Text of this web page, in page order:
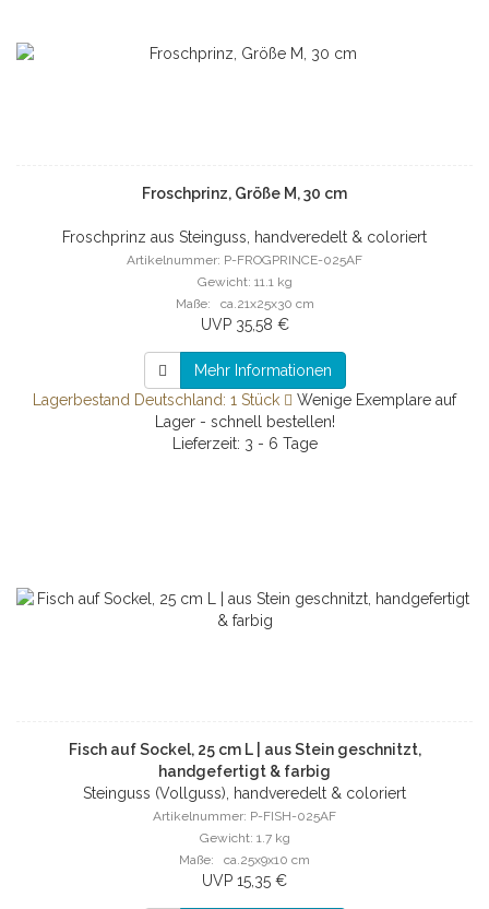
Froschprinz, Größe M, 30 cm
Froschprinz aus Steinguss, handveredelt & coloriert
Artikelnummer: P-FROGPRINCE-025AF
Gewicht: 11.1 kg
Maße: ca.21x25x30 cm
UVP 35,58 €
Mehr Informationen
Lagerbestand Deutschland: 1 Stück
Wenige Exemplare auf
Lager - schnell bestellen!
Lieferzeit: 3 - 6 Tage
Fisch auf Sockel, 25 cm L | aus Stein geschnitzt,
handgefertigt & farbig
Steinguss (Vollguss), handveredelt & coloriert
Artikelnummer: P-FISH-025AF
Gewicht: 1.7 kg
Maße: ca.25x9x10 cm
UVP 15,35 €